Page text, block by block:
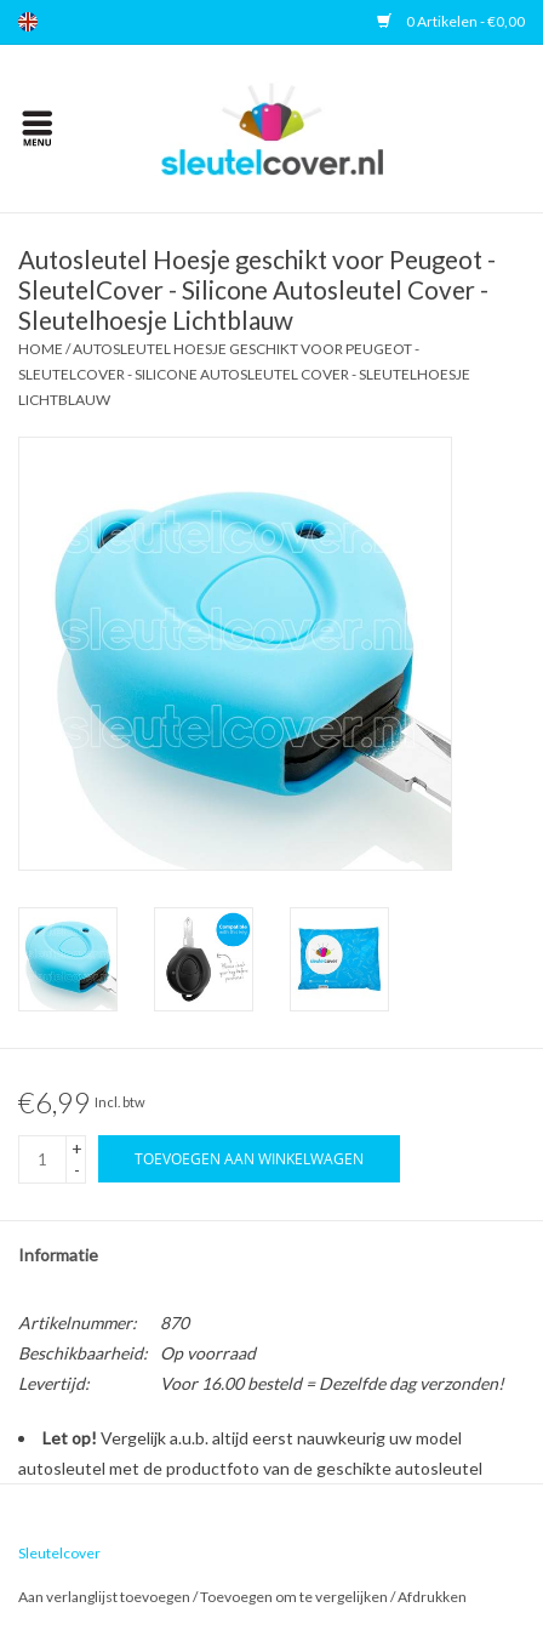
0 Artikelen - €0,00
Home
Accessoires
Veelgestelde vragen
Autosleutel Hoesje geschikt voor Peugeot -
SleutelCover - Silicone Autosleutel Cover -
Sleutelhoesje Lichtblauw
HOME /AUTOSLEUTEL HOESJE GESCHIKT VOOR PEUGEOT -
SLEUTELCOVER - SILICONE AUTOSLEUTEL COVER - SLEUTELHOESJE
LICHTBLAUW
€6,99 Incl. btw
+
-
TOEVOEGEN AAN WINKELWAGEN
Informatie
Artikelnummer:
870
Beschikbaarheid:
Op voorraad
Levertijd:
Voor 16.00 besteld = Dezelfde dag verzonden!
Let op! Vergelijk a.u.b. altijd eerst nauwkeurig uw model
autosleutel met de productfoto van de geschikte autosleutel
Sleutelcover
Aan verlanglijst toevoegen /Toevoegen om te vergelijken /Afdrukken